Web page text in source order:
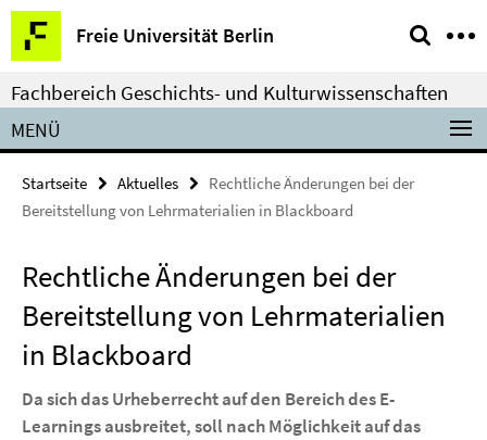
Springe
direkt
zu
Inhalt
Freie Universität Berlin
Service-
Navigation
Fachbereich Geschichts- und Kulturwissenschaften
MENÜ
Startseite Aktuelles
Rechtliche Änderungen bei der
Bereitstellung von Lehrmaterialien in Blackboard
Rechtliche Änderungen bei der
Bereitstellung von Lehrmaterialien
in Blackboard
Da sich das Urheberrecht auf den Bereich des E-
Learnings ausbreitet, soll nach Möglichkeit auf das